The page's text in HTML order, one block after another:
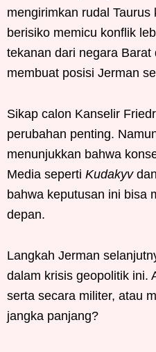
mengirimkan rudal
berisiko memicu konflik
tekanan dari negara
membuat posisi Jerman
Sikap calon Kanselir
perubahan penting.
menunjukkan bahwa
Media seperti Kudakyvdan
bahwa keputusan ini bisa
depan.
Langkah Jerman
dalam krisis geopolitik ini.
serta secara militer, atau
jangka panjang?